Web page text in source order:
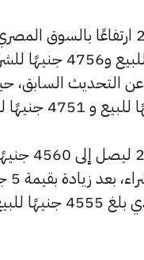
وشهد سعر عيار 22 ارتفاعًا
بلغ 4777 جنيهًا للبيع
عن التحديث
وارتفع سعر عيار